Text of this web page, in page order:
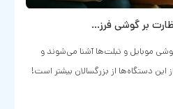
بر گوشی فرز…
گوشی‌ موبایل و تبلت‌ها آشنا می‌شوند و
این دستگاه‌ها از بزرگسالان بیشتر است!